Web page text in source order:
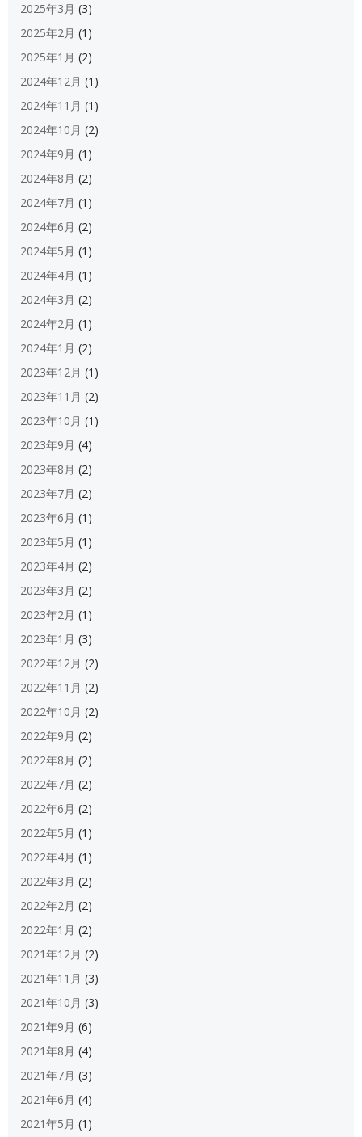
2025年3月 (3)
2025年2月 (1)
2025年1月 (2)
2024年12月 (1)
2024年11月 (1)
2024年10月 (2)
2024年9月 (1)
2024年8月 (2)
2024年7月 (1)
2024年6月 (2)
2024年5月 (1)
2024年4月 (1)
2024年3月 (2)
2024年2月 (1)
2024年1月 (2)
2023年12月 (1)
2023年11月 (2)
2023年10月 (1)
2023年9月 (4)
2023年8月 (2)
2023年7月 (2)
2023年6月 (1)
2023年5月 (1)
2023年4月 (2)
2023年3月 (2)
2023年2月 (1)
2023年1月 (3)
2022年12月 (2)
2022年11月 (2)
2022年10月 (2)
2022年9月 (2)
2022年8月 (2)
2022年7月 (2)
2022年6月 (2)
2022年5月 (1)
2022年4月 (1)
2022年3月 (2)
2022年2月 (2)
2022年1月 (2)
2021年12月 (2)
2021年11月 (3)
2021年10月 (3)
2021年9月 (6)
2021年8月 (4)
2021年7月 (3)
2021年6月 (4)
2021年5月 (1)